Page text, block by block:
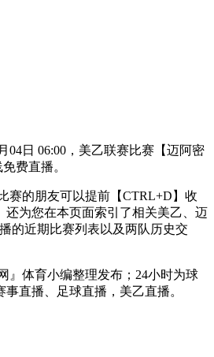
04日 06:00，美乙联赛比赛【迈阿密
费直播。
赛的朋友可以提前【CTRL+D】收
还为您在本页面索引了相关美乙、迈
的近期比赛列表以及两队历史交
』体育小编整理发布；24小时为球
直播、足球直播，美乙直播。